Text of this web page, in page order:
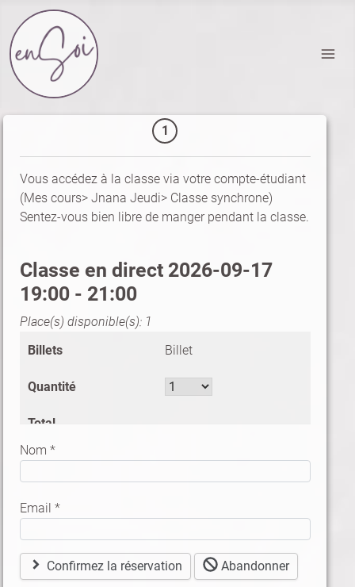
1
Vous accédez à la classe via votre compte-étudiant
(Mes cours> Jnana Jeudi> Classe synchrone)
Sentez-vous bien libre de manger pendant la classe.
Classe en direct 2026-09-17
19:00 - 21:00
Place(s) disponible(s): 1
Billet
Nom *
Email *
Confirmez la réservation Abandonner